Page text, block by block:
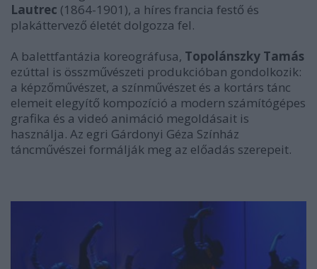
Lautrec (1864-1901), a híres francia festő és
plakáttervező életét dolgozza fel.
A balettfantázia koreográfusa, Topolánszky Tamás
ezúttal is összművészeti produkcióban gondolkozik:
a képzőművészet, a színművészet és a kortárs tánc
elemeit elegyítő kompozíció a modern számítógépes
grafika és a videó animáció megoldásait is
használja. Az egri Gárdonyi Géza Színház
táncművészei formálják meg az előadás szerepeit.